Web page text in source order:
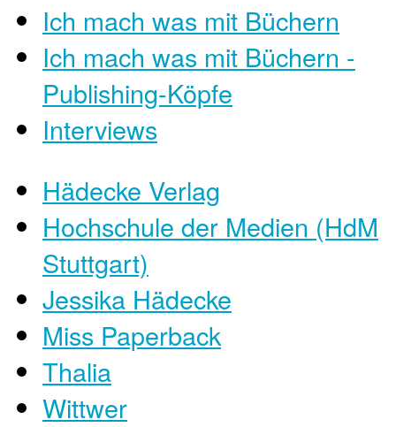
Ich mach was mit Büchern
Ich mach was mit Büchern -
Publishing-Köpfe
Interviews
Hädecke Verlag
Hochschule der Medien (HdM
Stuttgart)
Jessika Hädecke
Miss Paperback
Thalia
Wittwer